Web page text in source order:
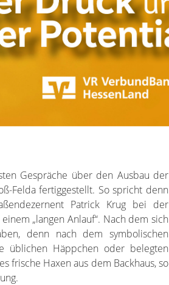
Gespräche über den Ausbau der
Felda fertiggestellt. So spricht denn
Patrick Krug bei der
„langen Anlauf“. Nach dem sich
denn nach dem symbolischen
üblichen Häppchen oder belegten
frische Haxen aus dem Backhaus, so